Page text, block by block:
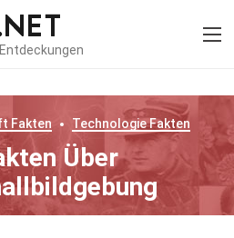
Fakten TechnologieFakten
Über